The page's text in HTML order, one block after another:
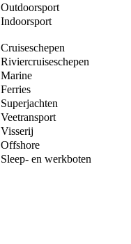
Outdoorsport
Indoorsport
Cruiseschepen
Riviercruiseschepen
Marine
Ferries
Superjachten
Veetransport
Visserij
Offshore
Sleep- en werkboten